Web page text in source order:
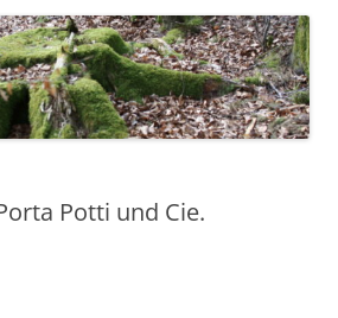
Potti und Cie.